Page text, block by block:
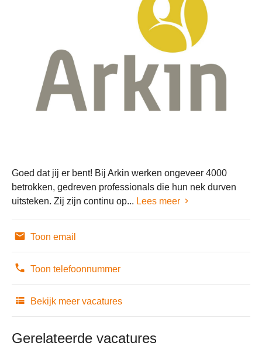
Goed dat jij er bent! Bij Arkin werken ongeveer 4000
betrokken, gedreven professionals die hun nek durven
uitsteken. Zij zijn continu op... Lees meer
Toon email
Toon telefoonnummer
Bekijk meer vacatures
Gerelateerde vacatures